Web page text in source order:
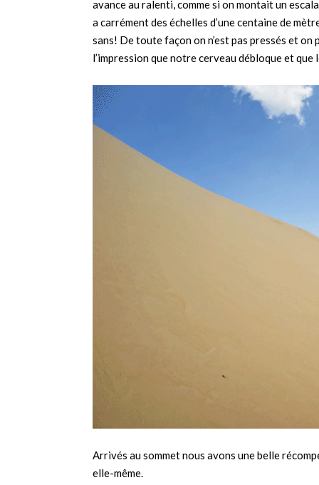
avance au ralenti, comme si on montait un
a carrément des échelles d’une centaine de
sans! De toute façon on n’est pas pressés et
l’impression que notre cerveau débloque et
Arrivés au sommet nous avons une belle
elle-même.